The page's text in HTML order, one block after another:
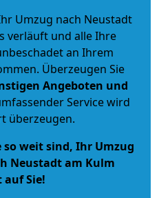
Umzug nach Neustadt
verläuft und alle Ihre
an Ihrem
Überzeugen Sie
Angeboten und
Service wird
überzeugen.
so weit sind, Ihr Umzug
Neustadt am Kulm
Sie!